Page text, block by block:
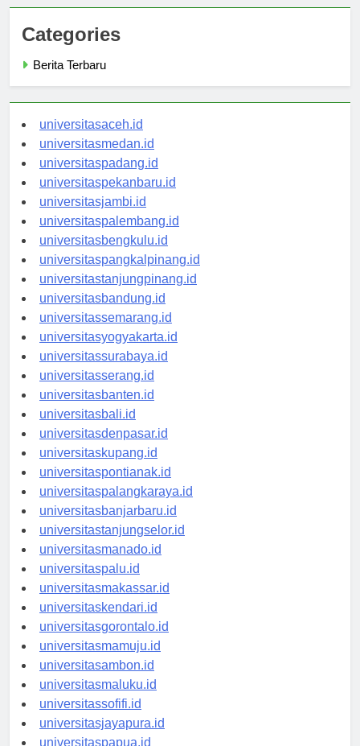
Categories
universitasaceh.id
universitasmedan.id
universitaspadang.id
universitaspekanbaru.id
universitasjambi.id
universitaspalembang.id
universitasbengkulu.id
universitaspangkalpinang.id
universitastanjungpinang.id
universitasbandung.id
universitassemarang.id
universitasyogyakarta.id
universitassurabaya.id
universitasserang.id
universitasbanten.id
universitasbali.id
universitasdenpasar.id
universitaskupang.id
universitaspontianak.id
universitaspalangkaraya.id
universitasbanjarbaru.id
universitastanjungselor.id
universitasmanado.id
universitaspalu.id
universitasmakassar.id
universitaskendari.id
universitasgorontalo.id
universitasmamuju.id
universitasambon.id
universitasmaluku.id
universitassofifi.id
universitasjayapura.id